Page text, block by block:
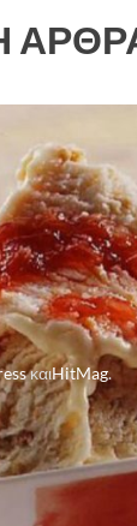
καιHitMag.